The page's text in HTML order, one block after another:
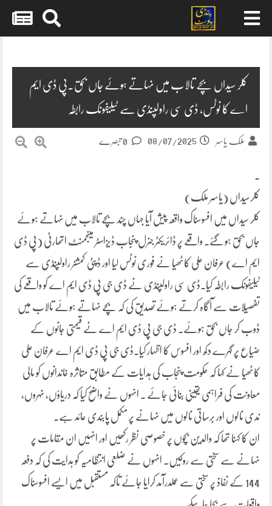
کلر سیداں بچے تالاب میں نہاتے ہوئے جاں بحق۔پی ڈی ایم
اے کا نوٹس، ڈی سی راولپنڈی سے ٹیلیفونک رابطہ
ملک یاسر 08/07/2025
کلرسیداں (یاسر ملک)
کلر سیداں میں افسوسناک واقعہ پیش آیا جہاں چند بچے تالاب میں نہاتے ہوئے
جاں بحق ہو گئے۔ واقعے پر ڈائریکٹر جنرل پنجاب ڈیزاسٹر مینجمنٹ اتھارٹی (پی ڈی
ایم اے) عرفان علی کاٹھیا نے فوری نوٹس لیا اور ڈپٹی کمشنر راولپنڈی سے
ٹیلیفونک رابطہ کیا۔ڈی سی راولپنڈی نے ڈی جی پی ڈی ایم اے کو واقعے کی
تفصیلات سے آگاہ کرتے ہوئے تصدیق کی کہ بچے نہاتے ہوئے تالاب میں
ڈوب کر جاں بحق ہوئے۔ ڈی جی پی ڈی ایم اے نے قیمتی جانوں کے
ضیاع پر گہرے دکھ اور افسوس کا اظہار کیا۔ڈی جی پی ڈی ایم اے عرفان علی
کاٹھیا نے کہا کہ حکومت پنجاب کی ہدایات کے مطابق متاثرہ خاندانوں کو مالی
معاونت کی فراہمی یقینی بنائی جائے ۔ انہوں نے واضح کیا کہ دریاؤں، نہروں،
ندی نالوں اور برساتی نالوں میں نہانے پر مکمل پابندی عائد ہے۔
ان کا کہنا تھا کہ والدین بچوں پر خصوصی نظر رکھیں اور انہیں ان مقامات پر
نہانے سے سختی سے روکیں۔ انہوں نے ضلعی انتظامیہ کو ہدایت کی کہ دفعہ
144 کے نفاذ پر سختی سے عملدرآمد کرایا جائے تاکہ مستقبل میں ایسے افسوسناک